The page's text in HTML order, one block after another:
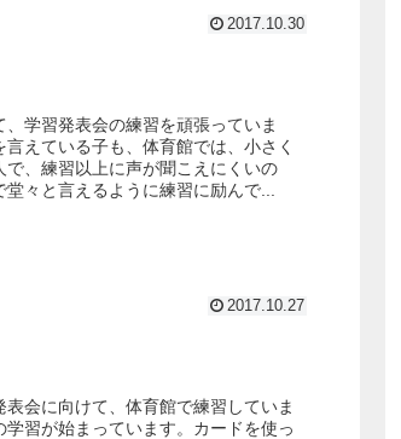
2017.10.30
学習発表会の練習を頑張っていま
えている子も、体育館では、小さく
、練習以上に声が聞こえにくいの
々と言えるように練習に励んで...
2017.10.27
会に向けて、体育館で練習していま
習が始まっています。カードを使っ